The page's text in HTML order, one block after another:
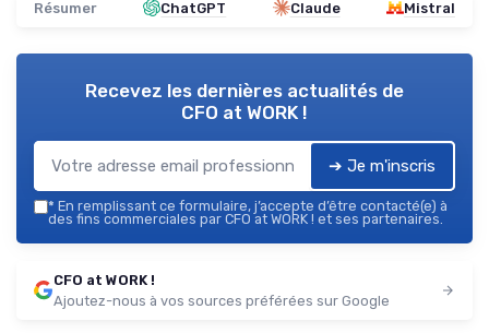
Résumer ChatGPT Claude Mistral
Recevez les dernières actualités de
CFO at WORK !
➔ Je m'inscris
* En remplissant ce formulaire, j’accepte d’être contacté(e) à
des fins commerciales par CFO at WORK ! et ses partenaires.
CFO at WORK !
Ajoutez-nous à vos sources préférées sur Google